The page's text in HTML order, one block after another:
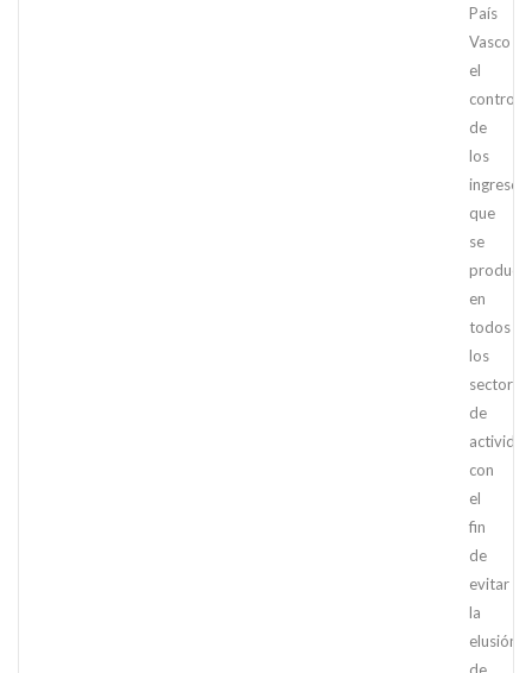
País
Vasco
el
control
de
los
ingresos
que
se
en
todos
los
sectores
de
con
el
fin
de
evitar
la
elusión